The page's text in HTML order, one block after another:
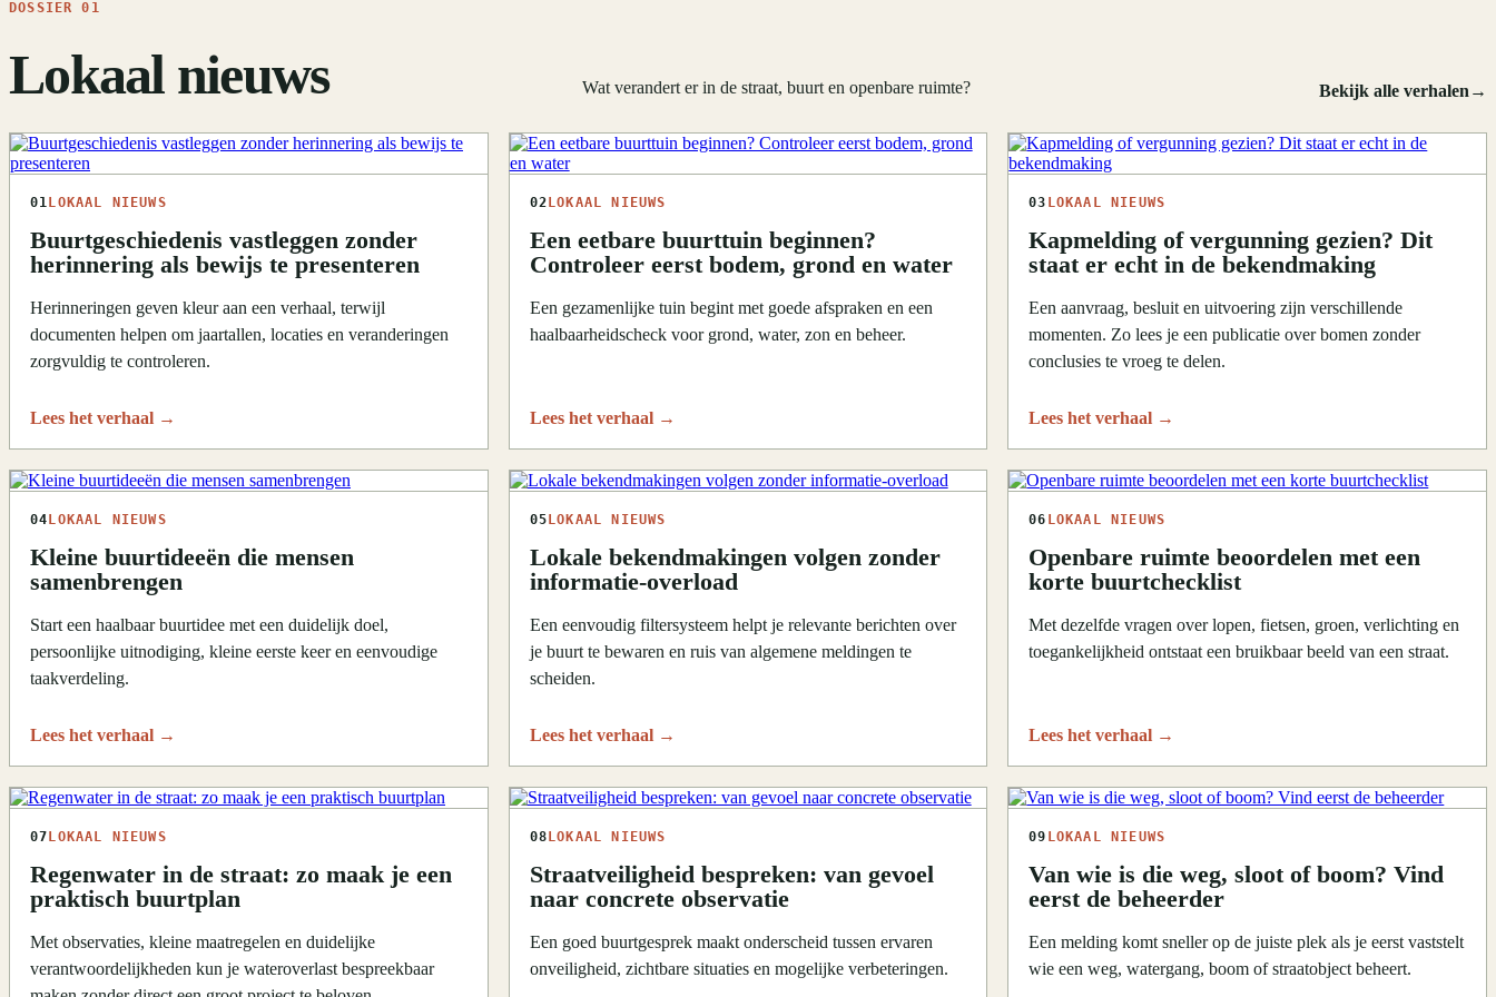
DOSSIER 01
Lokaal nieuws Wat verandert er in de straat, buurt en openbare ruimte? Bekijk alle verhalen→
01 LOKAAL NIEUWS
Buurtgeschiedenis vastleggen zonder
herinnering als bewijs te presenteren
Herinneringen geven kleur aan een verhaal, terwijl
documenten helpen om jaartallen, locaties en veranderingen
zorgvuldig te controleren.
Lees het verhaal →
02 LOKAAL NIEUWS
Een eetbare buurttuin beginnen?
Controleer eerst bodem, grond en water
Een gezamenlijke tuin begint met goede afspraken en een
haalbaarheidscheck voor grond, water, zon en beheer.
Lees het verhaal →
03 LOKAAL NIEUWS
Kapmelding of vergunning gezien? Dit
staat er echt in de bekendmaking
Een aanvraag, besluit en uitvoering zijn verschillende
momenten. Zo lees je een publicatie over bomen zonder
conclusies te vroeg te delen.
Lees het verhaal →
04 LOKAAL NIEUWS
Kleine buurtideeën die mensen
samenbrengen
Start een haalbaar buurtidee met een duidelijk doel,
persoonlijke uitnodiging, kleine eerste keer en eenvoudige
taakverdeling.
Lees het verhaal →
05 LOKAAL NIEUWS
Lokale bekendmakingen volgen zonder
informatie-overload
Een eenvoudig filtersysteem helpt je relevante berichten over
je buurt te bewaren en ruis van algemene meldingen te
scheiden.
Lees het verhaal →
06 LOKAAL NIEUWS
Openbare ruimte beoordelen met een
korte buurtchecklist
Met dezelfde vragen over lopen, fietsen, groen, verlichting en
toegankelijkheid ontstaat een bruikbaar beeld van een straat.
Lees het verhaal →
07 LOKAAL NIEUWS
Regenwater in de straat: zo maak je een
praktisch buurtplan
Met observaties, kleine maatregelen en duidelijke
verantwoordelijkheden kun je wateroverlast bespreekbaar
08 LOKAAL NIEUWS
Straatveiligheid bespreken: van gevoel
naar concrete observatie
Een goed buurtgesprek maakt onderscheid tussen ervaren
onveiligheid, zichtbare situaties en mogelijke verbeteringen.
09 LOKAAL NIEUWS
Van wie is die weg, sloot of boom? Vind
eerst de beheerder
Een melding komt sneller op de juiste plek als je eerst vaststelt
wie een weg, watergang, boom of straatobject beheert.